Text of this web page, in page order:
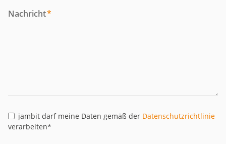
Nachricht*
jambit darf meine Daten gemäß der Datenschutzrichtlinie
verarbeiten*